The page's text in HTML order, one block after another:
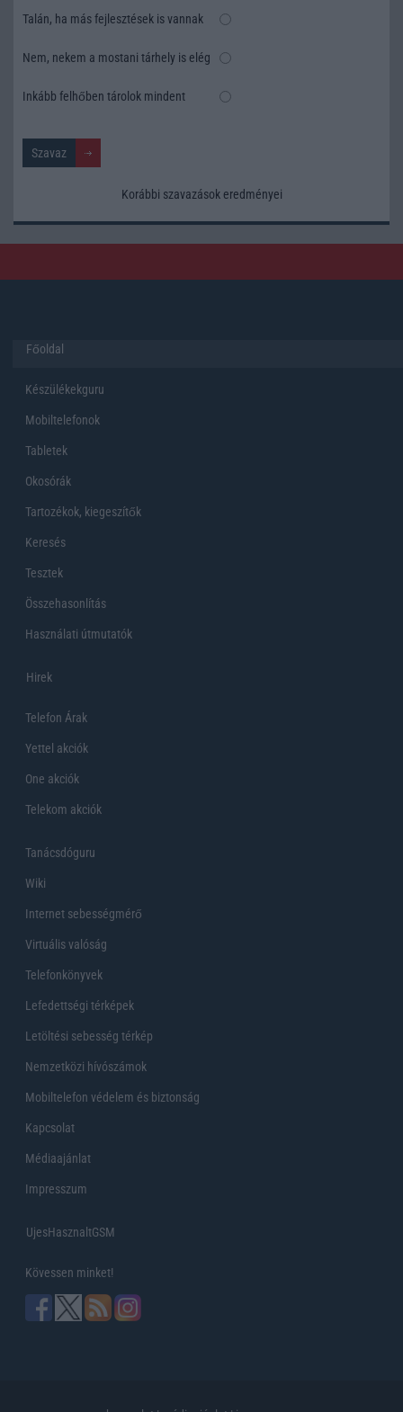
Talán, ha más fejlesztések is vannak
Nem, nekem a mostani tárhely is elég
Inkább felhőben tárolok mindent
Korábbi szavazások eredményei
Főoldal
Készülékekguru
Mobiltelefonok
Tabletek
Okosórák
Tartozékok, kiegeszítők
Keresés
Tesztek
Összehasonlítás
Használati útmutatók
Hirek
Telefon Árak
Yettel akciók
One akciók
Telekom akciók
Tanácsdóguru
Wiki
Internet sebességmérő
Virtuális valóság
Telefonkönyvek
Lefedettségi térképek
Letöltési sebesség térkép
Nemzetközi hívószámok
Mobiltelefon védelem és biztonság
Kapcsolat
Médiaajánlat
Impresszum
UjesHasznaltGSM
Kövessen minket!